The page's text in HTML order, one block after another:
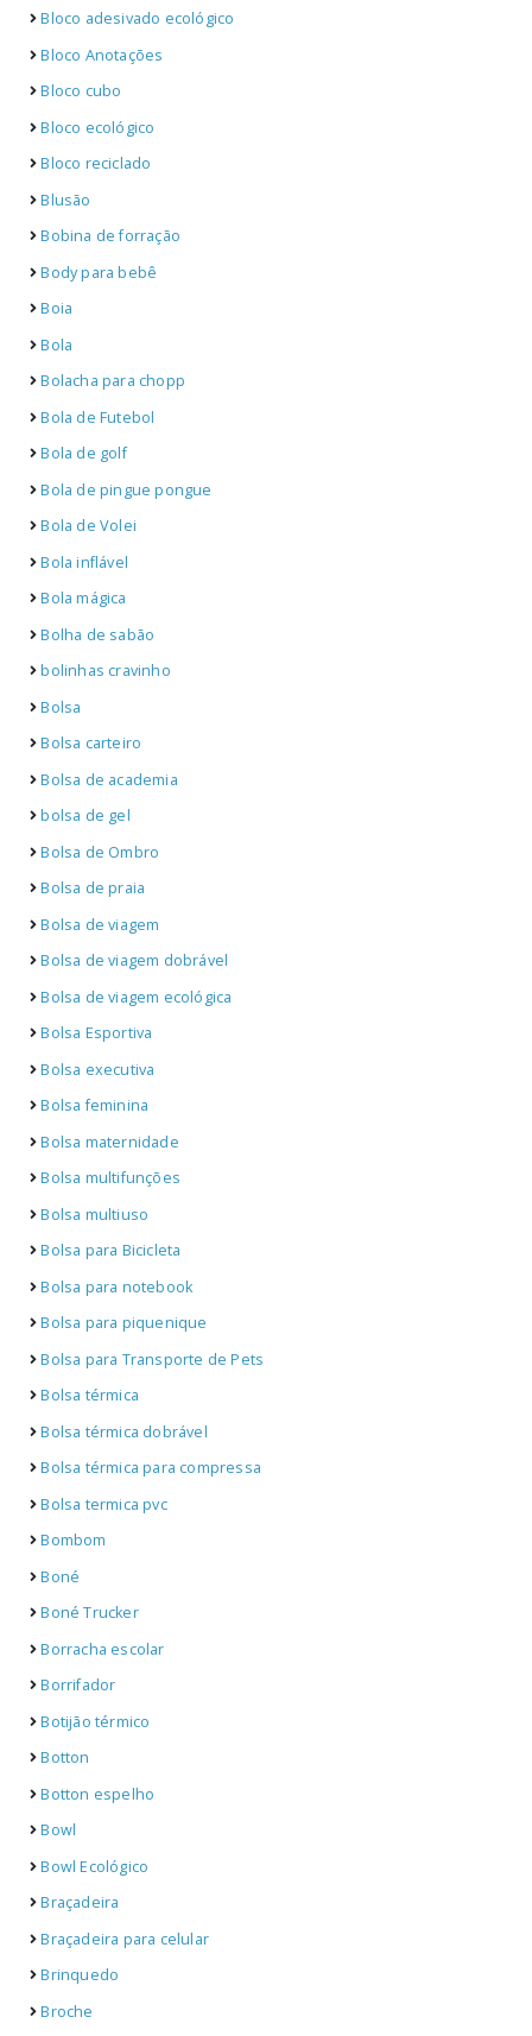
Bloco adesivado ecológico
Bloco Anotações
Bloco cubo
Bloco ecológico
Bloco reciclado
Blusão
Bobina de forração
Body para bebê
Boia
Bola
Bolacha para chopp
Bola de Futebol
Bola de golf
Bola de pingue pongue
Bola de Volei
Bola inflável
Bola mágica
Bolha de sabão
bolinhas cravinho
Bolsa
Bolsa carteiro
Bolsa de academia
bolsa de gel
Bolsa de Ombro
Bolsa de praia
Bolsa de viagem
Bolsa de viagem dobrável
Bolsa de viagem ecológica
Bolsa Esportiva
Bolsa executiva
Bolsa feminina
Bolsa maternidade
Bolsa multifunções
Bolsa multiuso
Bolsa para Bicicleta
Bolsa para notebook
Bolsa para piquenique
Bolsa para Transporte de Pets
Bolsa térmica
Bolsa térmica dobrável
Bolsa térmica para compressa
Bolsa termica pvc
Bombom
Boné
Boné Trucker
Borracha escolar
Borrifador
Botijão térmico
Botton
Botton espelho
Bowl
Bowl Ecológico
Braçadeira
Braçadeira para celular
Brinquedo
Broche